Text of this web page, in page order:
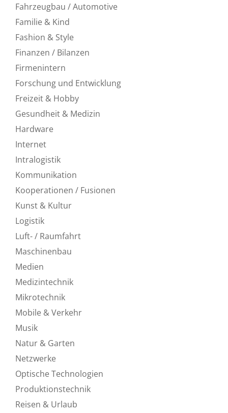
Fahrzeugbau / Automotive
Familie & Kind
Fashion & Style
Finanzen / Bilanzen
Firmenintern
Forschung und Entwicklung
Freizeit & Hobby
Gesundheit & Medizin
Hardware
Internet
Intralogistik
Kommunikation
Kooperationen / Fusionen
Kunst & Kultur
Logistik
Luft- / Raumfahrt
Maschinenbau
Medien
Medizintechnik
Mikrotechnik
Mobile & Verkehr
Musik
Natur & Garten
Netzwerke
Optische Technologien
Produktionstechnik
Reisen & Urlaub